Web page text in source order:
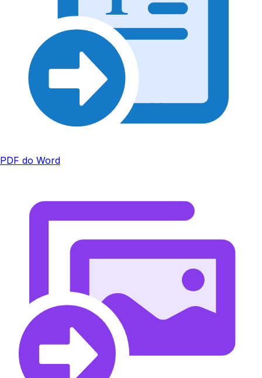
PDF do Word